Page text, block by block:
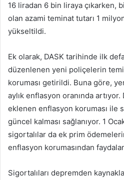
16 liradan 6 bin liraya çıkarken,
olan azami teminat tutarı 1
yükseltildi.
Ek olarak, DASK tarihinde ilk
düzenlenen yeni poliçelerin
koruması getirildi. Buna göre,
aylık enflasyon oranında artıyor.
eklenen enflasyon koruması ile
güncel kalması sağlanıyor. 1
sigortalılar da ek prim
enflasyon korumasından
​​​​​​​Sigortalıları depremden